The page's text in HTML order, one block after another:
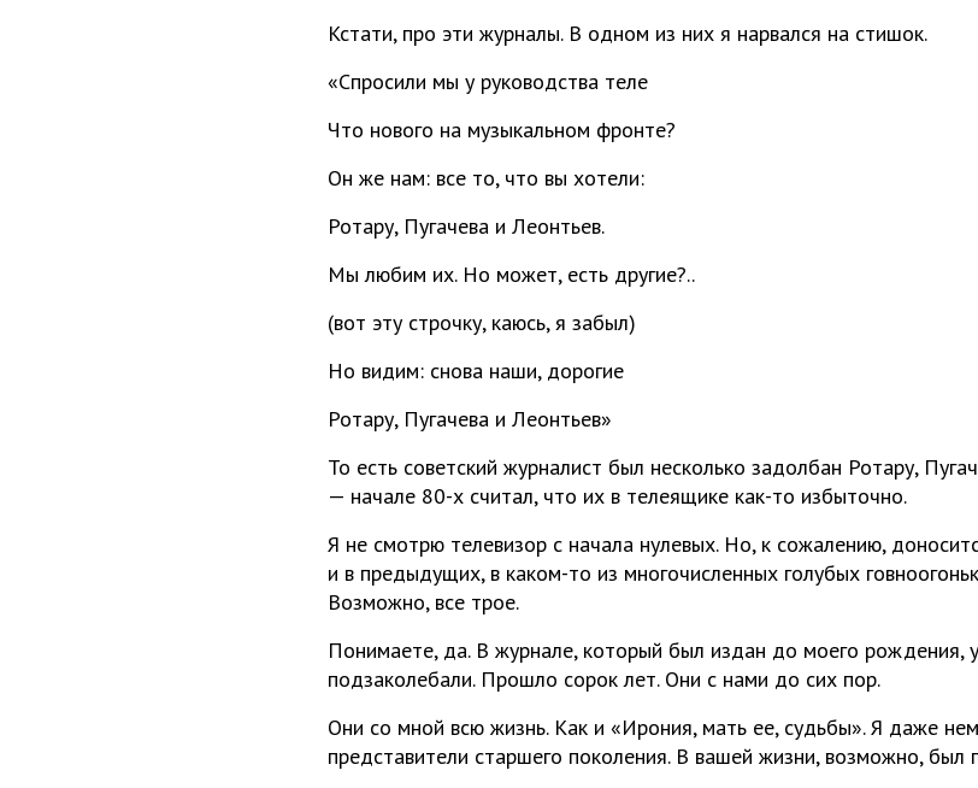
Кстати, про эти журналы. В одном из них я нарвался на стишок.
«Спросили мы у руководства теле
Что нового на музыкальном фронте?
Он же нам: все то, что вы хотели:
Ротару, Пугачева и Леонтьев.
Мы любим их. Но может, есть другие?..
(вот эту строчку, каюсь, я забыл)
Но видим: снова наши, дорогие
Ротару, Пугачева и Леонтьев»
То есть советский журналист был несколько задолбан Ротару,
— начале 80-х считал, что их в телеящике как-то избыточно.
Я не смотрю телевизор с начала нулевых. Но, к сожалению,
и в предыдущих, в каком-то из многочисленных голубых
Возможно, все трое.
Понимаете, да. В журнале, который был издан до моего рождения,
подзаколебали. Прошло сорок лет. Они с нами до сих пор.
Они со мной всю жизнь. Как и «Ирония, мать ее, судьбы». Я даже
представители старшего поколения. В вашей жизни, возможно,